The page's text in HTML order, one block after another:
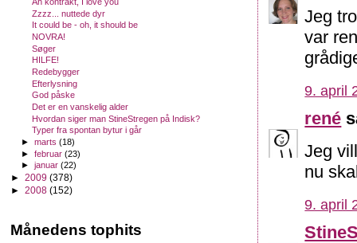
Jeg
var
9. april
rené
Jeg
nu
9. april
Zzzz... nuttede dyr
It could be - oh, it should be
NOVRA!
Søger
HILFE!
Redebygger
Efterlysning
God påske
Det er en vanskelig alder
Hvordan siger man StineStregen på Indisk?
Typer fra spontan bytur i går
►marts(18)
►februar(23)
►januar(22)
► 2009 (378)
► 2008 (152)
Månedens tophits